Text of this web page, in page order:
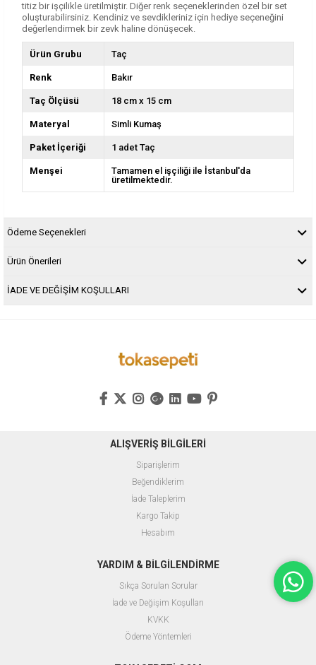
titiz bir işçilikle üretilmiştir. Diğer renk seçeneklerinden özel bir set
oluşturabilirsiniz. Kendiniz ve sevdikleriniz için hediye seçeneğini
değerlendirmek bir zevk haline dönüşecek.
Ürün Grubu Taç
Renk Bakır
Taç Ölçüsü 18 cm x 15 cm
Materyal Simli Kumaş
Paket İçeriği 1 adet Taç
Menşei
Tamamen el işçiliği ile İstanbul'da
üretilmektedir.
Ödeme Seçenekleri
Ürün Önerileri
İADE VE DEĞİŞİM KOŞULLARI
ALIŞVERİŞ BİLGİLERİ
Siparişlerim
Beğendiklerim
İade Taleplerim
Kargo Takip
Hesabım
YARDIM & BİLGİLENDİRME
Sıkça Sorulan Sorular
İade ve Değişim Koşulları
KVKK
Ödeme Yöntemleri